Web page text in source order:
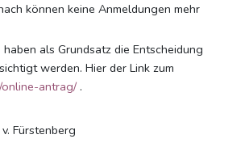
können keine Anmeldungen mehr
als Grundsatz die Entscheidung
werden. Hier der Link zum
antrag/ .
Fürstenberg